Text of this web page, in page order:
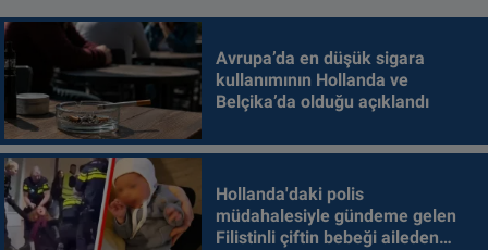
Avrupa’da en düşük sigara
kullanımının Hollanda ve
Belçika’da olduğu açıklandı
Hollanda'daki polis
müdahalesiyle gündeme gelen
Filistinli çiftin bebeği aileden